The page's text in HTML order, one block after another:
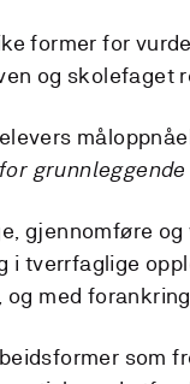
former for
og skolefaget
gjennomføre
i tverrfaglige
med
som